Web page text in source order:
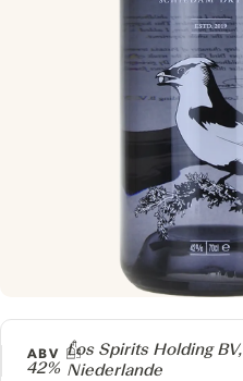
Producer
Los Spirits Holding BV,
Niederlande
ABV
42%